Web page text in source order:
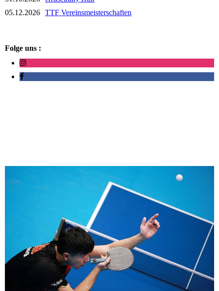
05.12.2026 TTF Vereinsmeisterschaften
Folge uns :